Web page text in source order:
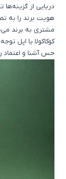
دریایی از
هویت برند را به
مشتری به برند
کوکاکولا یا اپل
حس آشنا و اعتماد